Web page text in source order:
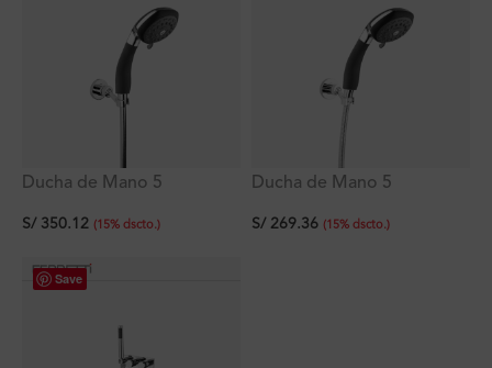
Ducha de Mano 5
Flexo de PVC Deluxe
S/350.12 (15% dscto.)
Ducha de Mano 5
Flexo de Acero Inoxidable
S/269.36 (15% dscto.)
Save